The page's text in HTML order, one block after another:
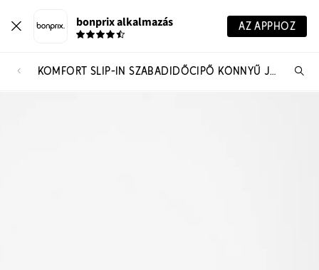
bonprix alkalmazás AZ APPHOZ
KOMFORT SLIP-IN SZABADIDŐCIPŐ KÖNNYŰ JÁRÓTALPPAL